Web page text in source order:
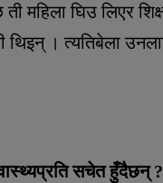
ती महिला घिउ लिएर
। त्यतिबेला
सचेत हुँदैछन् ?